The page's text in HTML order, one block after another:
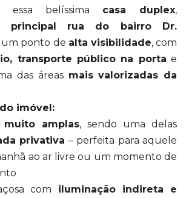
essa belíssima casa duplex,
principal rua do bairro Dr.
um ponto de alta visibilidade, com
transporte público na porta e
das áreas mais valorizadas da
imóvel:
muito amplas, sendo uma delas
privativa – perfeita para aquele
ao ar livre ou um momento de
com iluminação indireta e